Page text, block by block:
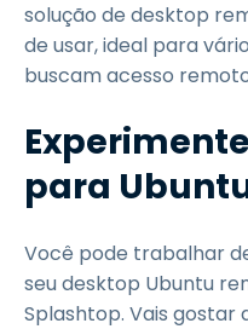
solução de desktop
de usar, ideal para
buscam acesso
para
Você pode trabalhar
seu desktop Ubuntu
Splashtop. Vais